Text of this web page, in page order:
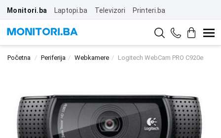
Monitori.ba Laptopi.ba Televizori Printeri.ba
Početna Periferija Webkamere Logitech WebCam PRO C920e